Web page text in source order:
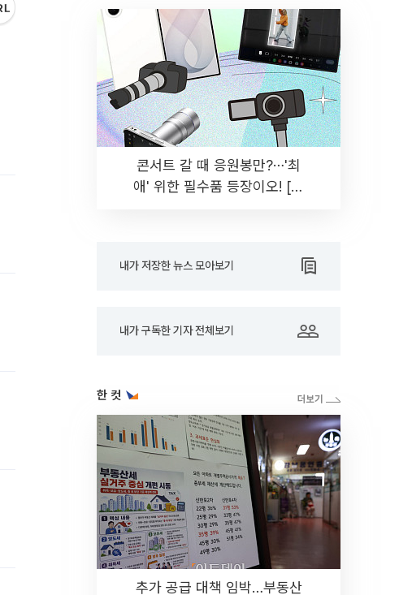
콘서트 갈 때 응원봉만?⋯'최
애' 위한 필수품 등장이오! [솔
내가 저장한 뉴스 모아보기
내가 구독한 기자 전체보기
한 컷
추가 공급 대책 임박…부동산